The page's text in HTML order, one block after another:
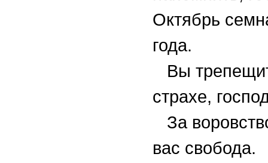
Октябрь
года.
Вы
страхе,
За
вас свобода.